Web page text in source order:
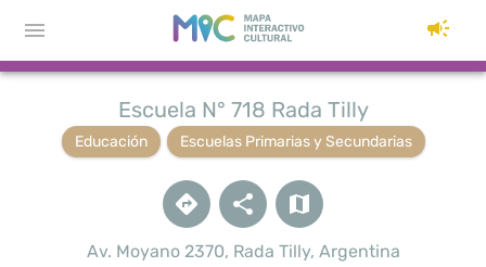
Escuela N° 718 Rada Tilly
Educación Escuelas Primarias y Secundarias
Av. Moyano 2370, Rada Tilly, Argentina